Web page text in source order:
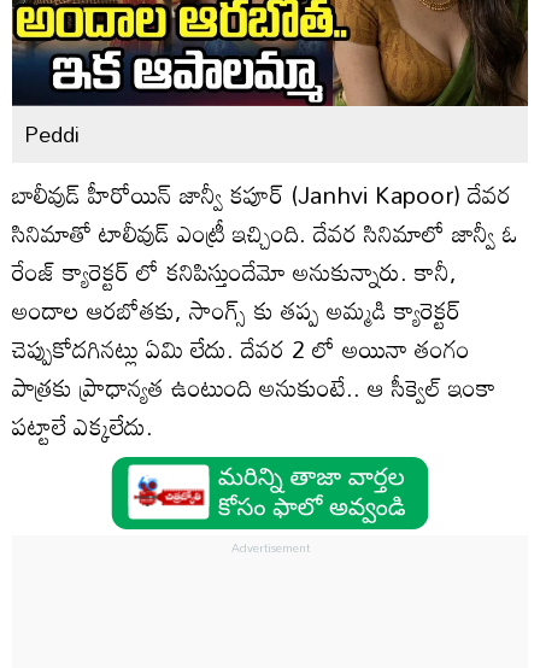
Peddi
బాలీవుడ్ హీరోయిన్ జాన్వీ కపూర్ (Janhvi Kapoor) దేవర
సినిమాతో టాలీవుడ్ ఎంట్రీ ఇచ్చింది. దేవర సినిమాలో జాన్వీ ఓ
రేంజ్ క్యారెక్టర్ లో కనిపిస్తుందేమో అనుకున్నారు. కానీ,
అందాల ఆరబోతకు, సాంగ్స్ కు తప్ప అమ్మడి క్యారెక్టర్
చెప్పుకోదగినట్లు ఏమి లేదు. దేవర 2 లో అయినా తంగం
పాత్రకు ప్రాధాన్యత ఉంటుంది అనుకుంటే.. ఆ సీక్వెల్ ఇంకా
పట్టాలే ఎక్కలేదు.